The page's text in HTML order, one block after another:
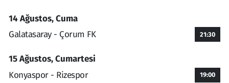
14 Ağustos, Cuma
Galatasaray - Çorum FK
21:30
15 Ağustos, Cumartesi
Konyaspor - Rizespor
19:00